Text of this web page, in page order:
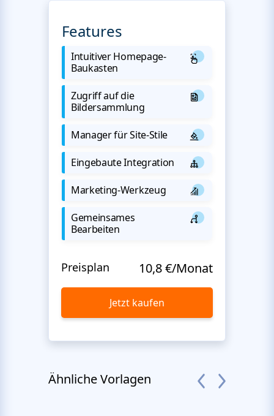
Features
Intuitiver Homepage-
Baukasten
Zugriff auf die
Bildersammlung
Manager für Site-Stile
Eingebaute Integration
Marketing-Werkzeug
Gemeinsames
Bearbeiten
Preisplan 10,8 €/Monat
Jetzt kaufen
Ähnliche Vorlagen